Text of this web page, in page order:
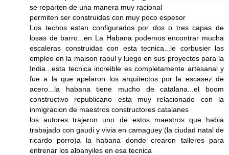
se reparten de una manera muy racional
permiten ser construidas con muy poco espesor
Los techos estan configurados por dos o tres capas de
losas de barro...en La Habana podemos encontrar mucha
escaleras construidas con esta tecnica...le corbusier las
empleo en la maison raoul y luego en sus proyectos para la
India...esta tecnica increible es completamente artesanal y
fue a la que apelaron los arquitectos por la escasez de
acero...la habana tiene mucho de catalana...el boom
constructivo republicano esta muy relacionado con la
inmigracion de maestros constructores catalanes
los autores trajeron uno de estos maestros que habia
trabajado con gaudi y vivia en camaguey (la ciudad natal de
ricardo porro)a la habana donde crearon talleres para
entrenar los albanyiles en esa tecnica